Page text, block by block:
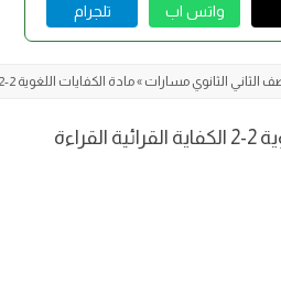
واتس اب تلجرام
الثاني الثانوي مسارات »مادة الكفايات اللغوية 2-2
حل الوحدة 3 كفايات لغوية 2-2 الكفاية القرائية القراءة